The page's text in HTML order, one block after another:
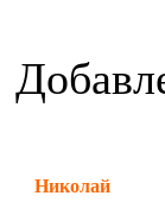
Николай